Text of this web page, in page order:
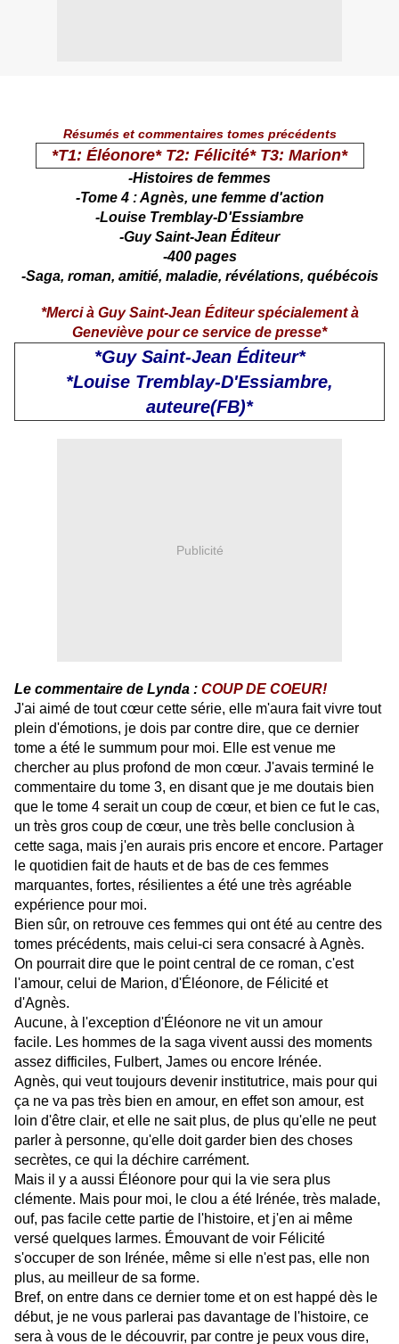
Résumés et commentaires tomes précédents
*T1: Éléonore* T2: Félicité* T3: Marion*
-Histoires de femmes
-Tome 4 : Agnès, une femme d'action
-Louise Tremblay-D'Essiambre
-Guy Saint-Jean Éditeur
-400 pages
-Saga, roman, amitié, maladie, révélations, québécois
*Merci à Guy Saint-Jean Éditeur spécialement à
Geneviève pour ce service de presse*
*Guy Saint-Jean Éditeur*
*Louise Tremblay-D'Essiambre,
auteure(FB)*
Publicité
Le commentaire de Lynda : COUP DE COEUR!
J'ai aimé de tout cœur cette série, elle m'aura fait vivre tout
plein d'émotions, je dois par contre dire, que ce dernier
tome a été le summum pour moi. Elle est venue me
chercher au plus profond de mon cœur. J'avais terminé le
commentaire du tome 3, en disant que je me doutais bien
que le tome 4 serait un coup de cœur, et bien ce fut le cas,
un très gros coup de cœur, une très belle conclusion à
cette saga, mais j'en aurais pris encore et encore. Partager
le quotidien fait de hauts et de bas de ces femmes
marquantes, fortes, résilientes a été une très agréable
expérience pour moi.
Bien sûr, on retrouve ces femmes qui ont été au centre des
tomes précédents, mais celui-ci sera consacré à Agnès.
On pourrait dire que le point central de ce roman, c'est
l'amour, celui de Marion, d'Éléonore, de Félicité et
d'Agnès.
Aucune, à l'exception d'Éléonore ne vit un amour
facile. Les hommes de la saga vivent aussi des moments
assez difficiles, Fulbert, James ou encore Irénée.
Agnès, qui veut toujours devenir institutrice, mais pour qui
ça ne va pas très bien en amour, en effet son amour, est
loin d'être clair, et elle ne sait plus, de plus qu'elle ne peut
parler à personne, qu'elle doit garder bien des choses
secrètes, ce qui la déchire carrément.
Mais il y a aussi Éléonore pour qui la vie sera plus
clémente. Mais pour moi, le clou a été Irénée, très malade,
ouf, pas facile cette partie de l'histoire, et j'en ai même
versé quelques larmes. Émouvant de voir Félicité
s'occuper de son Irénée, même si elle n'est pas, elle non
plus, au meilleur de sa forme.
Bref, on entre dans ce dernier tome et on est happé dès le
début, je ne vous parlerai pas davantage de l'histoire, ce
sera à vous de le découvrir, par contre je peux vous dire,